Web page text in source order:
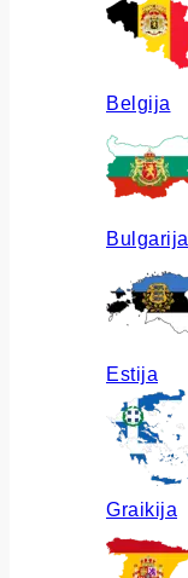
Belgija
Bulgarija
Estija
Graikija